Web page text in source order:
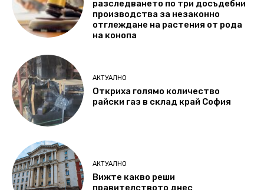
разследването по три досъдебни
производства за незаконно
отглеждане на растения от рода
на конопа
АКТУАЛНО
Откриха голямо количество
райски газ в склад край София
АКТУАЛНО
Вижте какво реши
правителството днес